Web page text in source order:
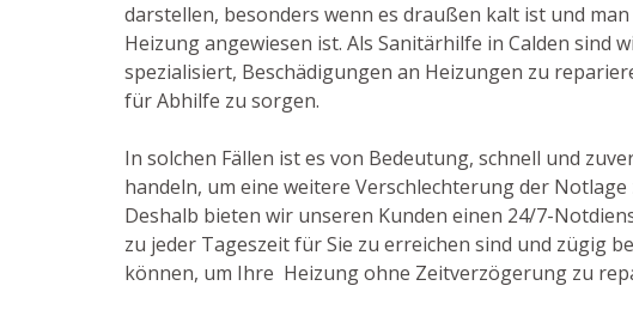
darstellen, besonders wenn es draußen kalt ist und
Heizung angewiesen ist. Als Sanitärhilfe in Calden sind
spezialisiert, Beschädigungen an Heizungen zu
für Abhilfe zu sorgen.
In solchen Fällen ist es von Bedeutung, schnell und
handeln, um eine weitere Verschlechterung der
Deshalb bieten wir unseren Kunden einen 24/7-
zu jeder Tageszeit für Sie zu erreichen sind und zügig
können, um Ihre Heizung ohne Zeitverzögerung zu